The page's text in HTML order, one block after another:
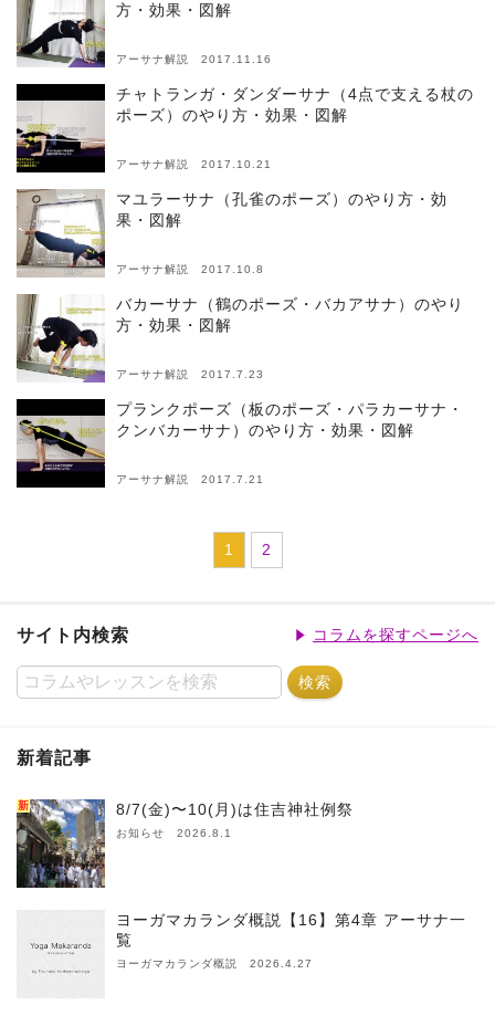
方・効果・図解
アーサナ解説 2017.11.16
チャトランガ・ダンダーサナ（4点で支える杖の
ポーズ）のやり方・効果・図解
アーサナ解説 2017.10.21
マユラーサナ（孔雀のポーズ）のやり方・効
果・図解
アーサナ解説 2017.10.8
バカーサナ（鶴のポーズ・バカアサナ）のやり
方・効果・図解
アーサナ解説 2017.7.23
プランクポーズ（板のポーズ・パラカーサナ・
クンバカーサナ）のやり方・効果・図解
アーサナ解説 2017.7.21
1 2
サイト内検索 コラムを探すページへ
新着記事
新 8/7(金)〜10(月)は住吉神社例祭
お知らせ 2026.8.1
ヨーガマカランダ概説【16】第4章 アーサナ一
覧
ヨーガマカランダ概説 2026.4.27